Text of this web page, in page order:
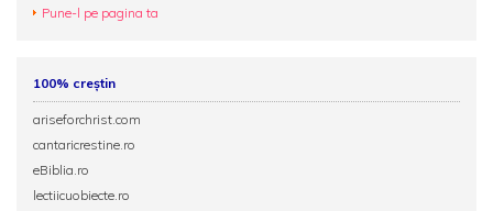
Pune-l pe pagina ta
100% creștin
ariseforchrist.com
cantaricrestine.ro
eBiblia.ro
lectiicuobiecte.ro